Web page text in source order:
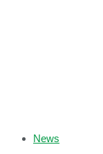
News